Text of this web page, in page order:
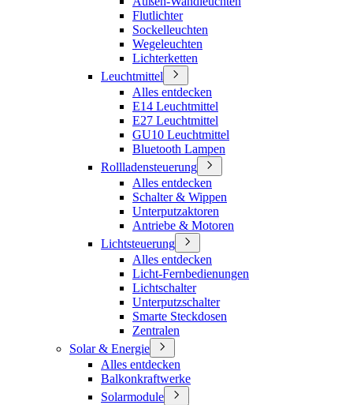
Flutlichter
Sockelleuchten
Wegeleuchten
Lichterketten
Leuchtmittel
Alles entdecken
E14 Leuchtmittel
E27 Leuchtmittel
GU10 Leuchtmittel
Bluetooth Lampen
Rollladensteuerung
Alles entdecken
Schalter & Wippen
Unterputzaktoren
Antriebe & Motoren
Lichtsteuerung
Alles entdecken
Licht-Fernbedienungen
Lichtschalter
Unterputzschalter
Smarte Steckdosen
Zentralen
Solar & Energie
Alles entdecken
Balkonkraftwerke
Solarmodule